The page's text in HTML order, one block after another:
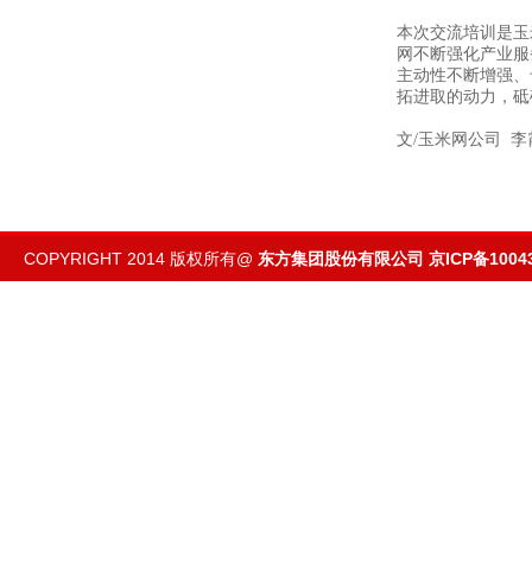
本次交流培训是
网不断强化产业
主动性不断增强
拓进取的动力，
文/玉米网公司 李
COPYRIGHT 2014 版权所有@ 东方集团股份有限公司 京ICP备